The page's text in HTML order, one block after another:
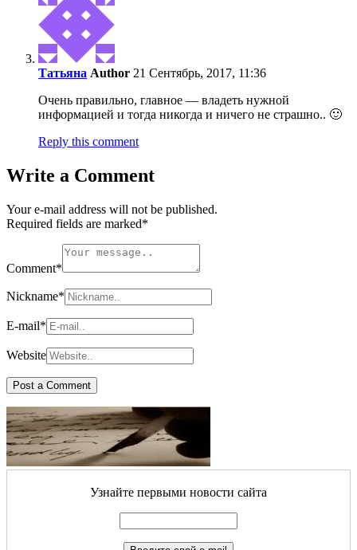
Татьяна Author 21 Сентябрь, 2017, 11:36
Очень правильно, главное — владеть нужной
информацией и тогда никогда и ничего не страшно.. 🙂
Reply this comment
Write a Comment
Your e-mail address will not be published.
Required fields are marked*
Comment*
Nickname*
E-mail*
Website
Узнайте первыми новости сайта